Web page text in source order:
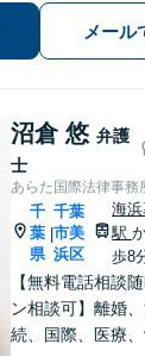
以内に回答、電
【休日・夜間面
メール
沼倉 悠 弁護
士
あらた国際法律事務
千
葉
県
|
千葉
市美
浜区
海
駅
歩8
【無料電話相談
ン相談可】離婚
続、国際、医療